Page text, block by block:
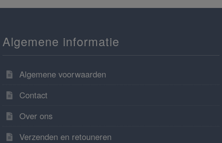
Algemene informatie
Algemene voorwaarden
Contact
Over ons
Verzenden en retouneren